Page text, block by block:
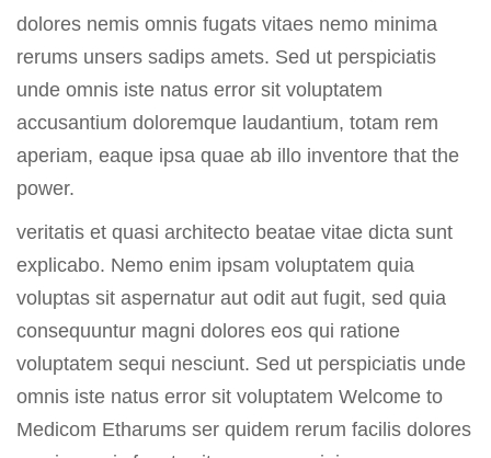
dolores nemis omnis fugats vitaes nemo minima
rerums unsers sadips amets. Sed ut perspiciatis
unde omnis iste natus error sit voluptatem
accusantium doloremque laudantium, totam rem
aperiam, eaque ipsa quae ab illo inventore that the
power.
veritatis et quasi architecto beatae vitae dicta sunt
explicabo. Nemo enim ipsam voluptatem quia
voluptas sit aspernatur aut odit aut fugit, sed quia
consequuntur magni dolores eos qui ratione
voluptatem sequi nesciunt. Sed ut perspiciatis unde
omnis iste natus error sit voluptatem Welcome to
Medicom Etharums ser quidem rerum facilis dolores